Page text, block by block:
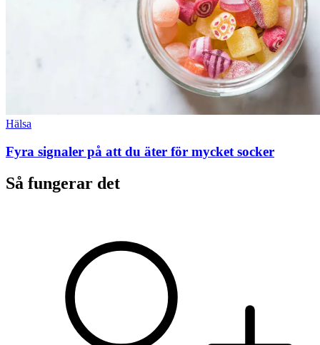
Hälsa
Fyra signaler på att du äter för mycket socker
Så fungerar det